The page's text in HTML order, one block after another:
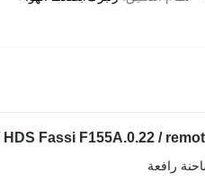
Fassi F155A.0.22 /
رافعة